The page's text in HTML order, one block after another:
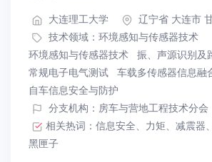
大连理工大学
辽宁省 大连市
技术领域： 环境感知与传感器技术
环境感知与传感器技术 振、声源识别及
常规电子电气测试 车载多传感器信息融
自车信息安全与防护
分支机构：房车与营地工程技术分会
相关热词： 信息安全、 力矩、 减震器、
黑匣子